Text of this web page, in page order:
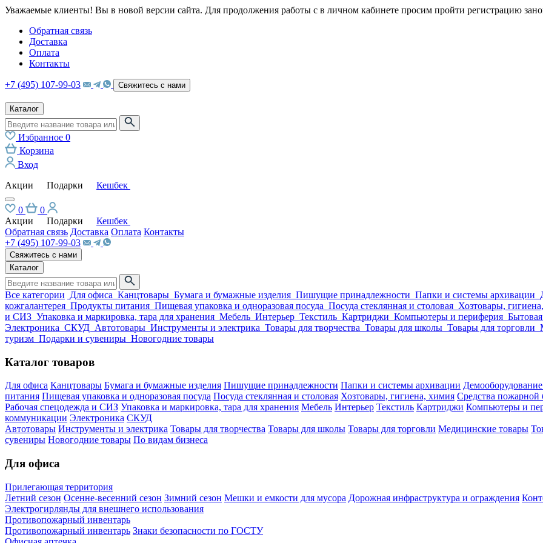
Уважаемые клиенты! Вы в новой версии сайта. Для продолжения работы с в личном кабинете просим пройти регистрацию
Обратная связь
Доставка
Оплата
Контакты
+7 (495) 107-99-03 Свяжитесь с нами
Каталог
Избранное 0
Корзина
Вход
Акции
Подарки Кешбек
0
0
Акции
Подарки
Кешбек
Обратная связь Доставка Оплата Контакты
+7 (495) 107-99-03
Свяжитесь с нами
Каталог
Все категории Для офиса Канцтовары Бумага и бумажные изделия Пишущие принадлежности Папки и системы архивации
кожгалантерея Продукты питания Пищевая упаковка и одноразовая посуда Посуда стеклянная и столовая Хозтовары,
и СИЗ Упаковка и маркировка, тара для хранения Мебель Интерьер Текстиль Картриджи Компьютеры и периферия
Электроника СКУД Автотовары Инструменты и электрика Товары для творчества Товары для школы Товары для торговли
туризм Подарки и сувениры Новогодние товары
Каталог товаров
Для офиса Канцтовары Бумага и бумажные изделия Пишущие принадлежности Папки и системы архивации
питания Пищевая упаковка и одноразовая посуда Посуда стеклянная и столовая Хозтовары, гигиена, химия Средства пожарной
Рабочая спецодежда и СИЗ Упаковка и маркировка, тара для хранения Мебель Интерьер Текстиль Картриджи Компьютеры и
коммуникации Электроника СКУД
Автотовары Инструменты и электрика Товары для творчества Товары для школы Товары для торговли Медицинские товары
сувениры Новогодние товары По видам бизнеса
Для офиса
Прилегающая территория
Летний сезон Осенне-весенний сезон Зимний сезон Мешки и емкости для мусора Дорожная инфраструктура и ограждения
Электрогирлянды для внешнего использования
Противопожарный инвентарь
Противопожарный инвентарь Знаки безопасности по ГОСТУ